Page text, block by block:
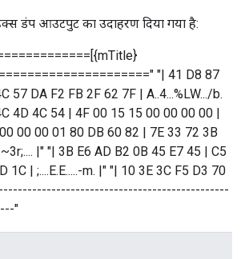
डंप आउटपुट का उदाहरण दिया गया है:
"| 41 D8 87
57 DA F2 FB 2F 62 7F | A..4...%LW.../b.
4D 4C 54 | 4F 00 15 15 00 00 00 00 |
00 00 00 01 80 DB 60 82 | 7E 33 72 3B
|" "| 3B E6 AD B2 0B 45 E7 45 | C5
1C | ;....E.E.....-m. |" "| 10 3E 3C F5 D3 70
"